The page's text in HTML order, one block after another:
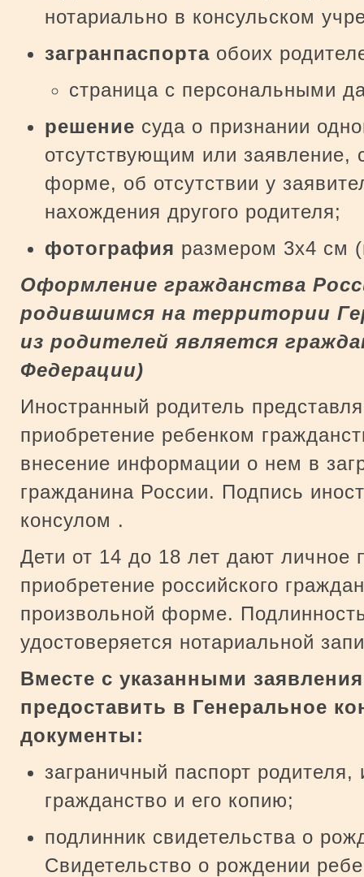
нотариально в консульском
загранпаспорта обоих
страница с персональными
решение суда о признании
отсутствующим или заявление,
форме, об отсутствии у
нахождения другого родителя;
фотография размером 3х4 см (
Оформление гражданства
родившимся на территории
из родителей является
Федерации)
Иностранный родитель
приобретение ребенком
внесение информации о нем в
гражданина России. Подпись
консулом .
Дети от 14 до 18 лет дают личное
приобретение российского
произвольной форме.
удостоверяется нотариальной
Вместе с указанными
предоставить в Генеральное
документы:
заграничный паспорт
гражданство и его копию;
подлинник свидетельства о
Свидетельство о рождении